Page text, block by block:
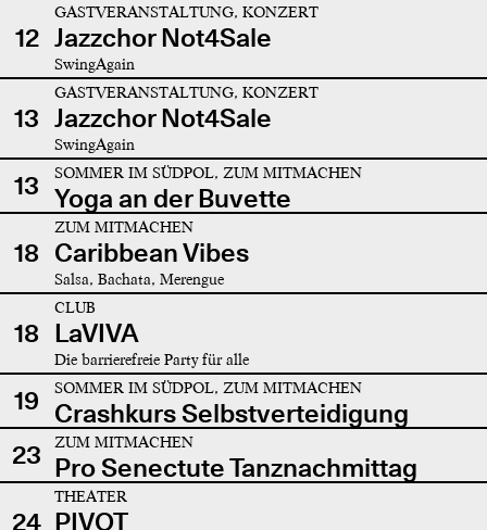
12
GASTVERANSTALTUNG, KONZERT
Jazzchor Not4Sale
SwingAgain
13
GASTVERANSTALTUNG, KONZERT
Jazzchor Not4Sale
SwingAgain
13 SOMMER IM SÜDPOL, ZUM MITMACHEN
Yoga an der Buvette
18
ZUM MITMACHEN
Caribbean Vibes
Salsa, Bachata, Merengue
18
CLUB
LaVIVA
Die barrierefreie Party für alle
19 SOMMER IM SÜDPOL, ZUM MITMACHEN
Crashkurs Selbstverteidigung
23
ZUM MITMACHEN
Pro Senectute Tanznachmittag
24
THEATER
PIVOT